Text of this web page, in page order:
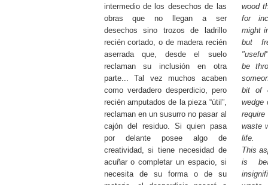
intermedio de los desechos de las
obras que no llegan a ser
desechos sino trozos de ladrillo
recién cortado, o de madera recién
aserrada que, desde el suelo
reclaman su inclusión en otra
parte... Tal vez muchos acaben
como verdadero desperdicio, pero
recién amputados de la pieza “útil”,
reclaman en un susurro no pasar al
cajón del residuo. Si quien pasa
por delante posee algo de
creatividad, si tiene necesidad de
acuñar o completar un espacio, si
necesita de su forma o de su
wood
for
might
but
be
bit of
wedge
waste
life.
This
is